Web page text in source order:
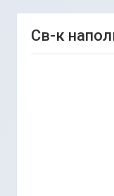
Св-к